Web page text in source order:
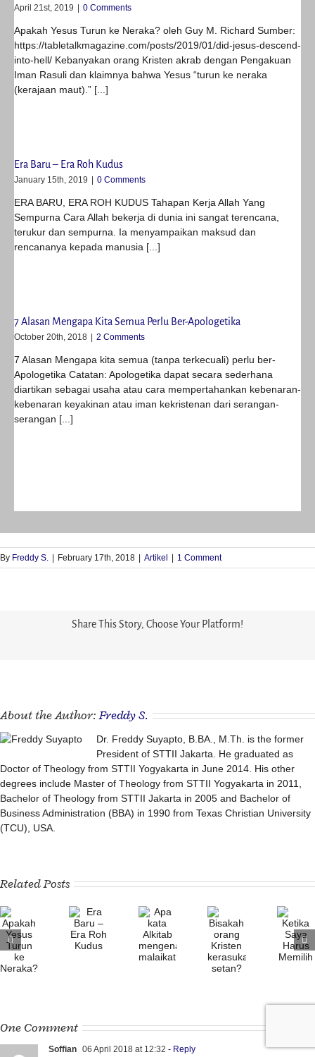
April 21st, 2019 0 Comments
Apakah Yesus Turun ke Neraka? oleh Guy M. Richard Sumber:
https://tabletalkmagazine.com/posts/2019/01/did-jesus-descend-
into-hell/ Kebanyakan orang Kristen akrab dengan Pengakuan
Iman Rasuli dan klaimnya bahwa Yesus “turun ke neraka
(kerajaan maut).” [...]
Era Baru – Era Roh Kudus
January 15th, 2019 0 Comments
ERA BARU, ERA ROH KUDUS Tahapan Kerja Allah Yang
Sempurna Cara Allah bekerja di dunia ini sangat terencana,
terukur dan sempurna. Ia menyampaikan maksud dan
rencananya kepada manusia [...]
7 Alasan Mengapa Kita Semua Perlu Ber-Apologetika
October 20th, 2018 2 Comments
7 Alasan Mengapa kita semua (tanpa terkecuali) perlu ber-
Apologetika Catatan: Apologetika dapat secara sederhana
diartikan sebagai usaha atau cara mempertahankan kebenaran-
kebenaran keyakinan atau iman kekristenan dari serangan-
serangan [...]
By Freddy S. February 17th, 2018 Artikel 1 Comment
Share This Story, Choose Your Platform!
About the Author:Freddy S.
Dr. Freddy Suyapto, B.BA., M.Th. is the former
President of STTII Jakarta. He graduated as
Doctor of Theology from STTII Yogyakarta in June 2014. His other
degrees include Master of Theology from STTII Yogyakarta in 2011,
Bachelor of Theology from STTII Jakarta in 2005 and Bachelor of
Business Administration (BBA) in 1990 from Texas Christian University
(TCU), USA.
Related Posts
Bisakah
Memilih
One Comment
Soffian 06 April 2018 at 12:32 - Reply